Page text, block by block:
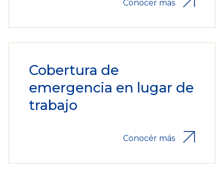
Conocér más
Cobertura de
emergencia en lugar de
trabajo
Conocér más